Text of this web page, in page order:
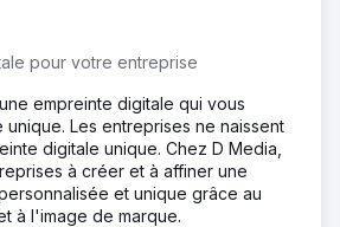
pour votre entreprise
empreinte digitale qui vous
Les entreprises ne naissent
digitale unique. Chez D Media,
à créer et à affiner une
et unique grâce au
à l'image de marque.